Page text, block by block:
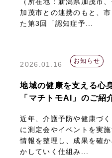
加茂市との連携のもと、
た第3回「認知症予...
2026.01.16 お知らせ
地域の健康を支える心
「マチトモAI」のご紹
近年、介護予防や健康づ
に測定会やイベントを実
情報を整理し、成果を確
かしていく仕組み...